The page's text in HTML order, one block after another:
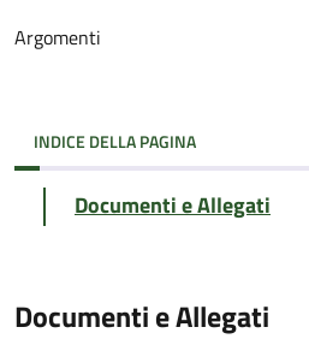
Argomenti
INDICE DELLA PAGINA
Documenti e Allegati
Documenti e Allegati